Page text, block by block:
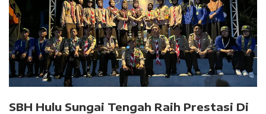
SBH Hulu Sungai Tengah Raih Prestasi Di